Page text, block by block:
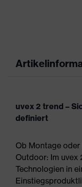
uvex 2 trend –
definiert
Ob Montage
Outdoor: Im uvex
Technologien in